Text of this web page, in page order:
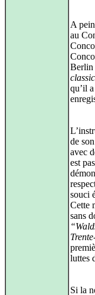
A
au
Berlin
qu’il
de
avec
est
souci
Cette
sans
luttes
Si la